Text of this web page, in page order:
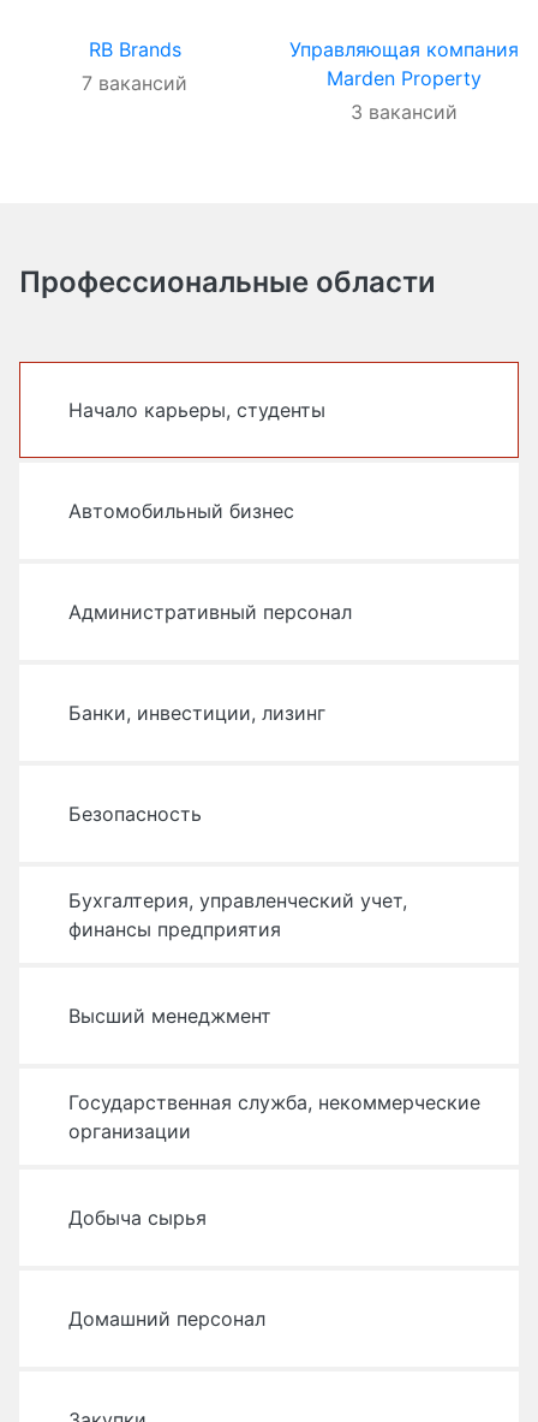
RB Brands
7 вакансий
Управляющая компания
Marden Property
3 вакансий
Профессиональные области
Начало карьеры, студенты
Автомобильный бизнес
Административный персонал
Банки, инвестиции, лизинг
Безопасность
Бухгалтерия, управленческий учет,
финансы предприятия
Высший менеджмент
Государственная служба, некоммерческие
организации
Добыча сырья
Домашний персонал